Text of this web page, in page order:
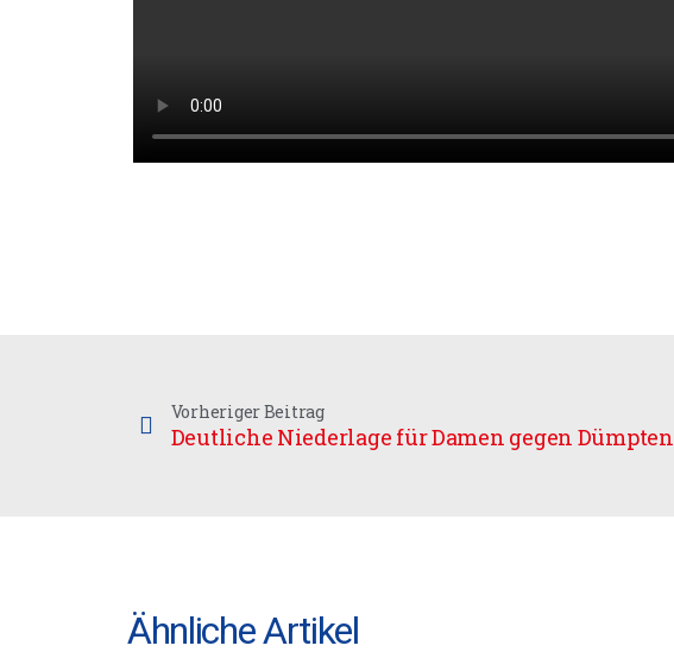
Vorheriger Beitrag
Deutliche Niederlage für Damen gegen Dümpten
Ähnliche Artikel